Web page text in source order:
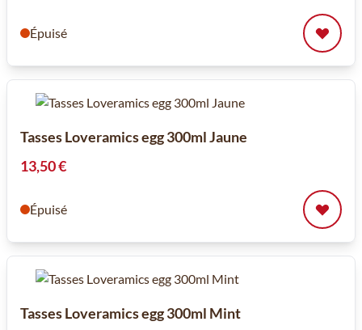
Épuisé
Tasses Loveramics egg 300ml Jaune
13,50 €
Épuisé
Tasses Loveramics egg 300ml Mint